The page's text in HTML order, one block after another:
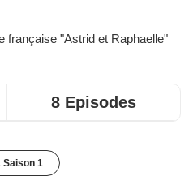
française "Astrid et Raphaelle"
8 Episodes
Saison 1